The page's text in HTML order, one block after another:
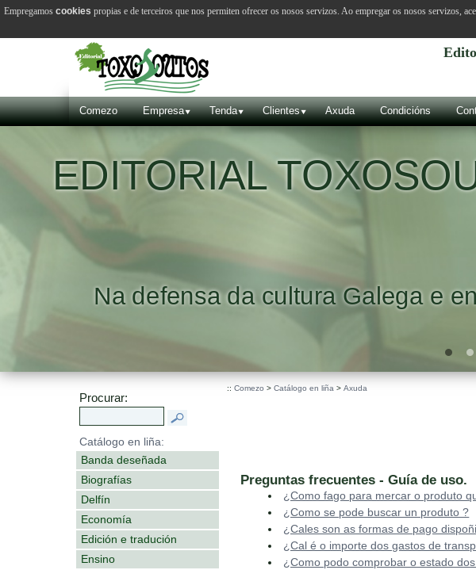
Comezo Empresa Tenda Clientes Axuda Condicións
.
Procurar:
Catálogo en liña:
Banda deseñada
Biografías
Delfín
Economía
Edición e tradución
Ensino
:: Comezo > Catálogo en liña > Axuda
Preguntas frecuentes - Guía de uso.
¿Como fago para mercar o produto
¿Como se pode buscar un produto ?
¿Cales son as formas de pago
¿Cal é o importe dos gastos de
¿Como podo comprobar o estado
Empregamos cookies propias e de terceiros que nos permiten ofrecer os nosos servizos. Ao empregar os nosos servizos,